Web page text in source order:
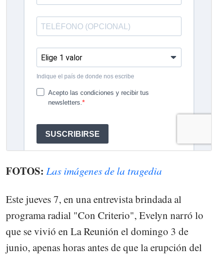
FOTOS: Las imágenes de la tragedia
Este jueves 7, en una entrevista brindada al
programa radial "Con Criterio", Evelyn narró lo
que se vivió en La Reunión el domingo 3 de
junio, apenas horas antes de que la erupción del